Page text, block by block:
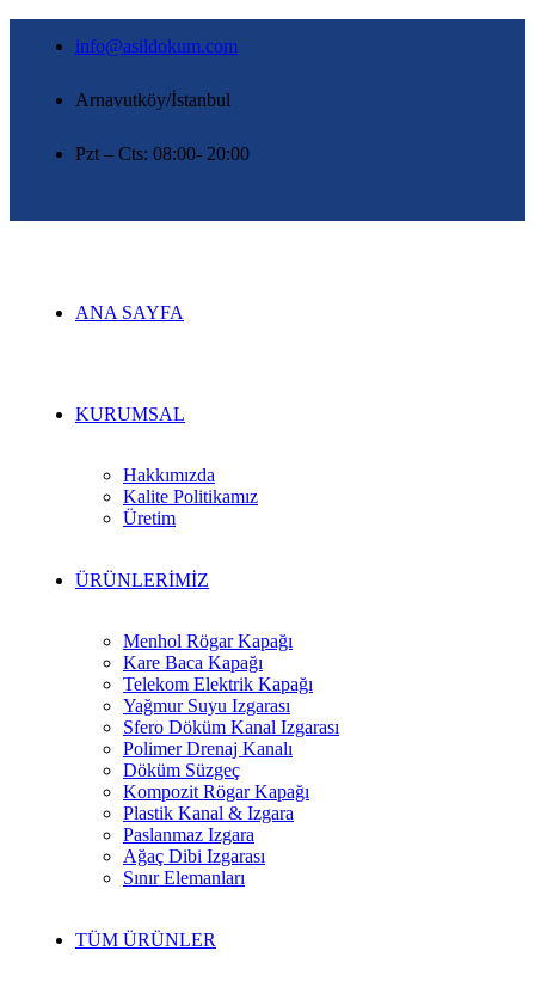
info@asildokum.com
Arnavutköy/İstanbul
Pzt – Cts: 08:00- 20:00
ANA SAYFA
KURUMSAL
Hakkımızda
Kalite Politikamız
Üretim
ÜRÜNLERİMİZ
Menhol Rögar Kapağı
Kare Baca Kapağı
Telekom Elektrik Kapağı
Yağmur Suyu Izgarası
Sfero Döküm Kanal Izgarası
Polimer Drenaj Kanalı
Döküm Süzgeç
Kompozit Rögar Kapağı
Plastik Kanal & Izgara
Paslanmaz Izgara
Ağaç Dibi Izgarası
Sınır Elemanları
TÜM ÜRÜNLER